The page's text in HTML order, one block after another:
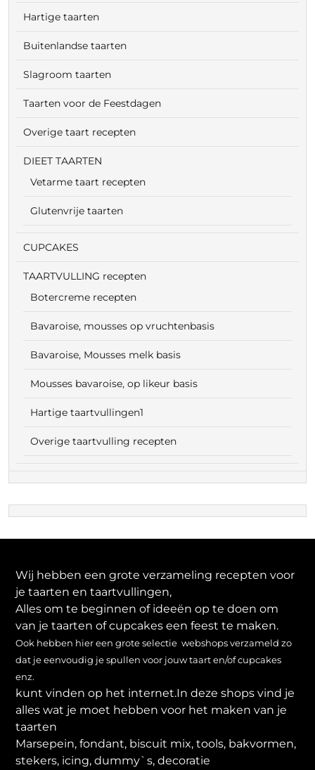
Hartige taarten
Buitenlandse taarten
Slagroom taarten
Taarten voor de Feestdagen
Overige taart recepten
DIEET TAARTEN
Vetarme taart recepten
Glutenvrije taarten
CUPCAKES
TAARTVULLING recepten
Botercreme recepten
Bavaroise, mousses op vruchtenbasis
Bavaroise, Mousses melk basis
Mousses bavaroise, op likeur basis
Hartige taartvullingen1
Overige taartvulling recepten
Wij hebben een grote verzameling recepten voor
je taarten en taartvullingen,
Alles om te beginnen of ideeën op te doen om
van je taarten of cupcakes een feest te maken.
Ook hebben hier een grote selectie webshops verzameld zo
dat je eenvoudig je spullen voor jouw taart en/of cupcakes
enz.
kunt vinden op het internet.In deze shops vind je
alles wat je moet hebben voor het maken van je
taarten
Marsepein, fondant, biscuit mix, tools, bakvormen,
stekers, icing, dummy`s, decoratie